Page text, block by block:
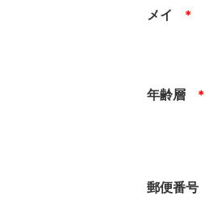
メイ ＊
年齢層 ＊
郵便番号